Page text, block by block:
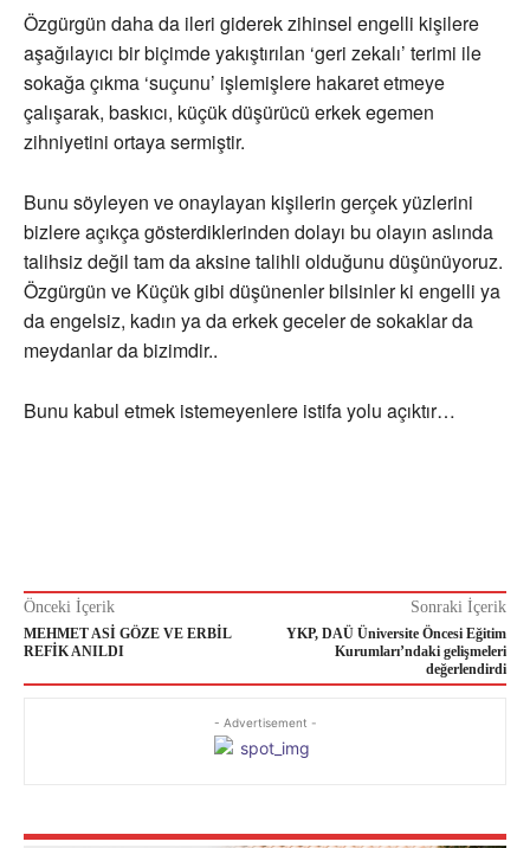
Özgürgün daha da ileri giderek zihinsel engelli kişilere
aşağılayıcı bir biçimde yakıştırılan ‘geri zekalı’ terimi ile
sokağa çıkma ‘suçunu’ işlemişlere hakaret etmeye
çalışarak, baskıcı, küçük düşürücü erkek egemen
zihniyetini ortaya sermiştir.
Bunu söyleyen ve onaylayan kişilerin gerçek yüzlerini
bizlere açıkça gösterdiklerinden dolayı bu olayın aslında
talihsiz değil tam da aksine talihli olduğunu düşünüyoruz.
Özgürgün ve Küçük gibi düşünenler bilsinler ki engelli ya
da engelsiz, kadın ya da erkek geceler de sokaklar da
meydanlar da bizimdir..
Bunu kabul etmek istemeyenlere istifa yolu açıktır…
Önceki İçerik
MEHMET ASİ GÖZE VE ERBİL
REFİK ANILDI
Sonraki İçerik
YKP, DAÜ Üniversite Öncesi Eğitim
Kurumları’ndaki gelişmeleri
değerlendirdi
- Advertisement -